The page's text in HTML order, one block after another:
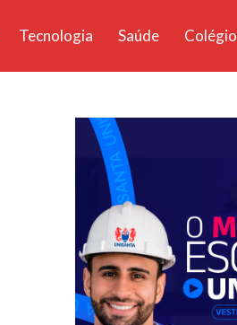
Tecnologia Saúde Colégio